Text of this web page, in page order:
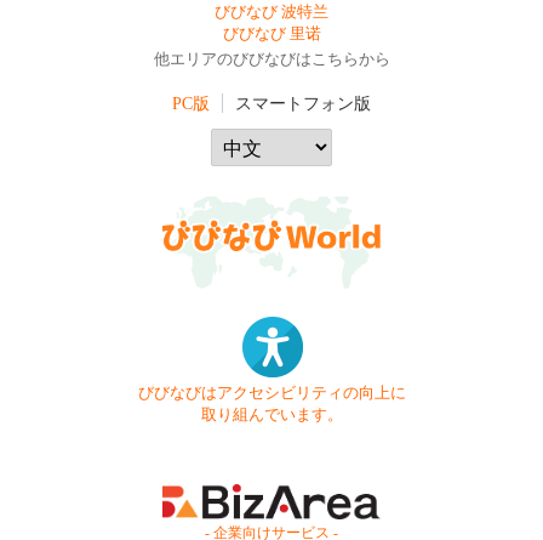
びびなび 波特兰
びびなび 里诺
他エリアのびびなびはこちらから
PC版 スマートフォン版
びびなびはアクセシビリティの向上に
取り組んでいます。
- 企業向けサービス -